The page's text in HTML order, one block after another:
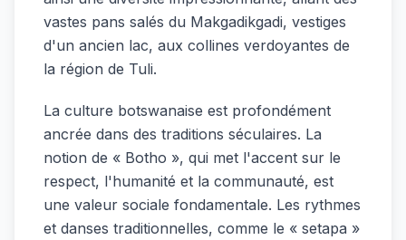
vastes pans salés du Makgadikgadi, vestiges
d'un ancien lac, aux collines verdoyantes de
la région de Tuli.
La culture botswanaise est profondément
ancrée dans des traditions séculaires. La
notion de « Botho », qui met l'accent sur le
respect, l'humanité et la communauté, est
une valeur sociale fondamentale. Les rythmes
et danses traditionnelles, comme le « setapa »